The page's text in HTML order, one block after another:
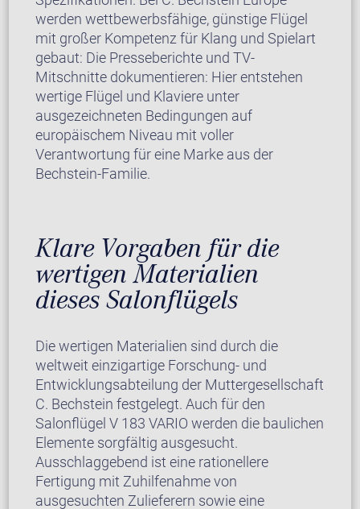
werden wettbewerbsfähige, günstige Flügel
mit großer Kompetenz für Klang und Spielart
gebaut: Die Presseberichte und TV-
Mitschnitte dokumentieren: Hier entstehen
wertige Flügel und Klaviere unter
ausgezeichneten Bedingungen auf
europäischem Niveau mit voller
Verantwortung für eine Marke aus der
Bechstein-Familie.
Klare Vorgaben für die
wertigen Materialien
dieses Salonflügels
Die wertigen Materialien sind durch die
weltweit einzigartige Forschung- und
Entwicklungsabteilung der Muttergesellschaft
C. Bechstein festgelegt. Auch für den
Salonflügel V 183 VARIO werden die baulichen
Elemente sorgfältig ausgesucht.
Ausschlaggebend ist eine rationellere
Fertigung mit Zuhilfenahme von
ausgesuchten Zulieferern sowie eine